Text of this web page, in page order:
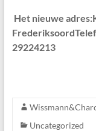
Het nieuwe adres:
Frederiksoord
29224213
Uncategorized